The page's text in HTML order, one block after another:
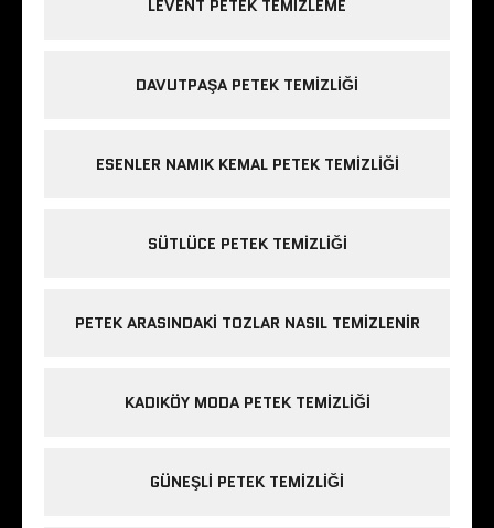
LEVENT PETEK TEMIZLEME
DAVUTPAŞA PETEK TEMIZLIĞI
ESENLER NAMIK KEMAL PETEK TEMIZLIĞI
SÜTLÜCE PETEK TEMIZLIĞI
PETEK ARASINDAKI TOZLAR NASIL TEMIZLENIR
KADIKÖY MODA PETEK TEMIZLIĞI
GÜNEŞLI PETEK TEMIZLIĞI